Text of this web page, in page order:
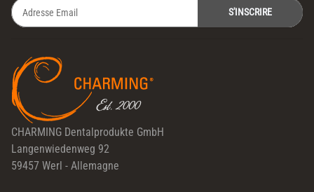
S'INSCRIRE
CHARMING Dentalprodukte GmbH
Langenwiedenweg 92
59457 Werl - Allemagne